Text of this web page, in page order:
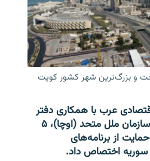
و بزرگ‌ترین شهر کشور کویت
عرب با همکاری دفتر
هماهنگی امور بشردوستانه سازمان ملل متحد (اوچا)، ۵
از برنامه‌های
سوریه اختصاص داد.